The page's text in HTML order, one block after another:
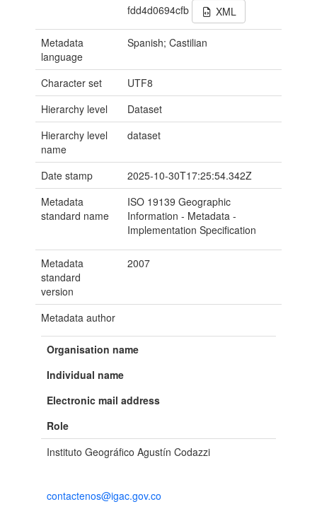
fdd4d0694cfb
XML
Metadata
language
Spanish; Castilian
Character set
UTF8
Hierarchy level
Dataset
Hierarchy level
name
dataset
Date stamp
2025-10-30T17:25:54.342Z
Metadata
standard name
ISO 19139 Geographic
Information - Metadata -
Implementation Specification
Metadata
standard
version
2007
Metadata author
Organisation name
Individual name
Electronic mail address
Role
Instituto Geográfico Agustín Codazzi
contactenos@igac.gov.co